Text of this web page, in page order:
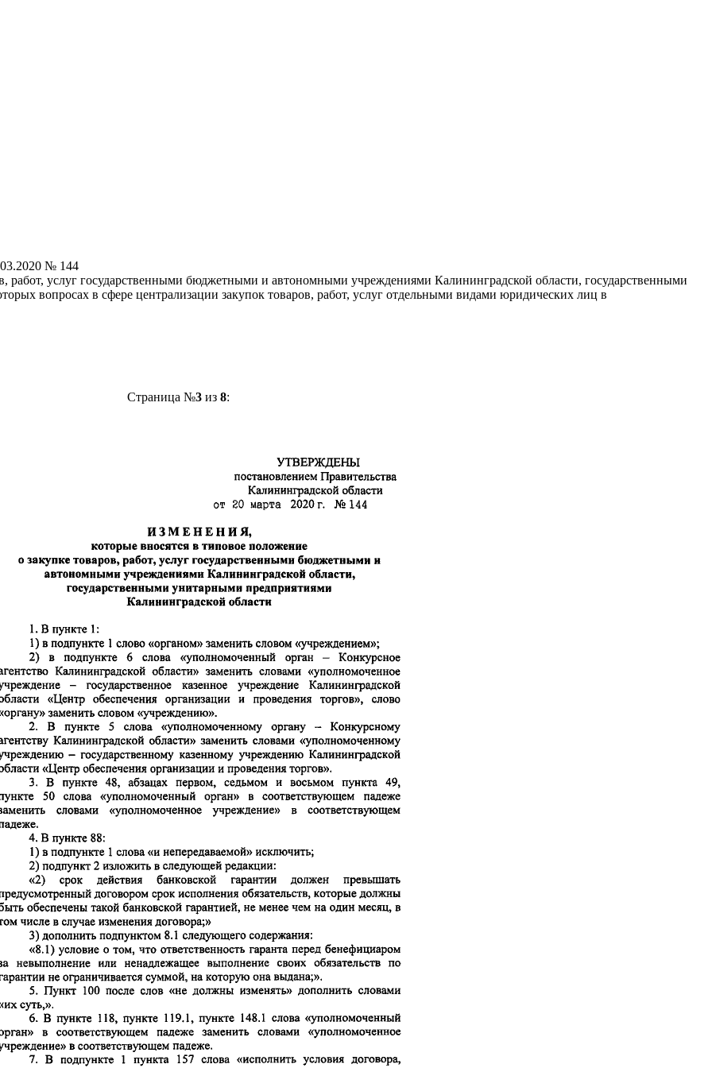
№ 144
работ, услуг государственными бюджетными и автономными учреждениями Калининградской области, государственными
вопросах в сфере централизации закупок товаров, работ, услуг отдельными видами юридических лиц в
Страница №3из 8: